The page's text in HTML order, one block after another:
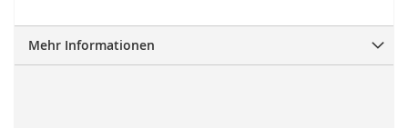
Mehr Informationen